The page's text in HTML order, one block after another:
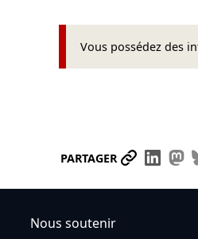
Vous possédez des
PARTAGER Partager
Nous soutenir